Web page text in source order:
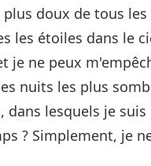
plus doux de tous
les étoiles dans le
je ne peux
nuits les plus
dans lesquels je
? Simplement, je